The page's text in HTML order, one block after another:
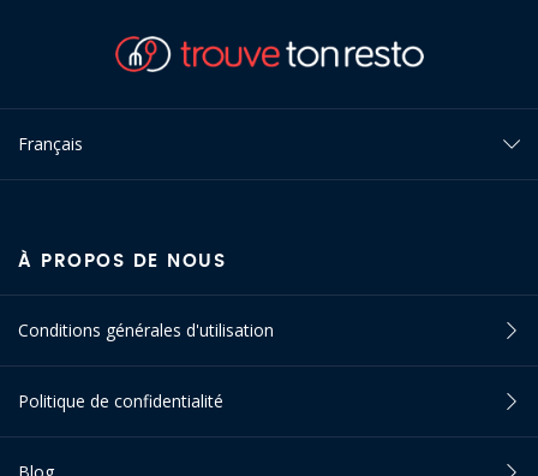
Français
À PROPOS DE NOUS
Conditions générales d'utilisation
Politique de confidentialité